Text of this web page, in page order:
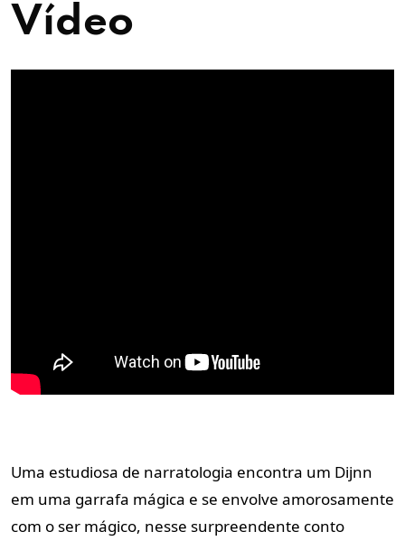
Vídeo
Uma estudiosa de narratologia encontra um Dijnn
em uma garrafa mágica e se envolve amorosamente
com o ser mágico, nesse surpreendente conto